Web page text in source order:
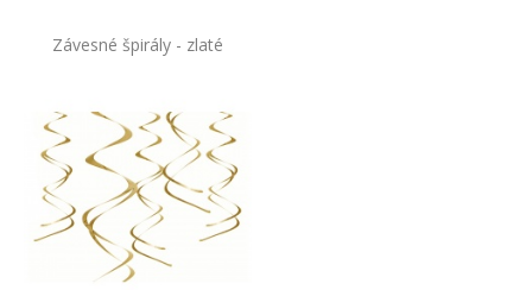
Závesné špirály - zlaté